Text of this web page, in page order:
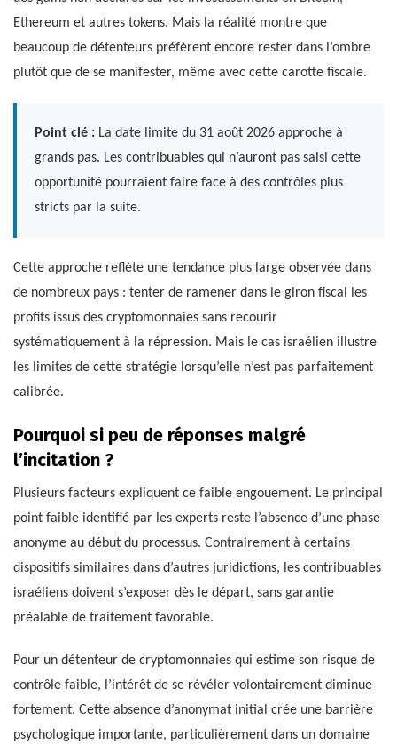
Ethereum et autres tokens. Mais la réalité montre que
beaucoup de détenteurs préfèrent encore rester dans l’ombre
plutôt que de se manifester, même avec cette carotte fiscale.
Point clé : La date limite du 31 août 2026 approche à
grands pas. Les contribuables qui n’auront pas saisi cette
opportunité pourraient faire face à des contrôles plus
stricts par la suite.
Cette approche reflète une tendance plus large observée dans
de nombreux pays : tenter de ramener dans le giron fiscal les
profits issus des cryptomonnaies sans recourir
systématiquement à la répression. Mais le cas israélien illustre
les limites de cette stratégie lorsqu’elle n’est pas parfaitement
calibrée.
Pourquoi si peu de réponses malgré
l’incitation ?
Plusieurs facteurs expliquent ce faible engouement. Le principal
point faible identifié par les experts reste l’absence d’une phase
anonyme au début du processus. Contrairement à certains
dispositifs similaires dans d’autres juridictions, les contribuables
israéliens doivent s’exposer dès le départ, sans garantie
préalable de traitement favorable.
Pour un détenteur de cryptomonnaies qui estime son risque de
contrôle faible, l’intérêt de se révéler volontairement diminue
fortement. Cette absence d’anonymat initial crée une barrière
psychologique importante, particulièrement dans un domaine